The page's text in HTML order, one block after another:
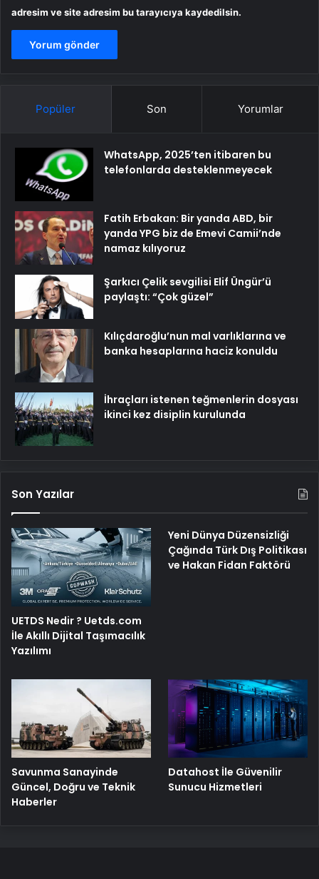
adresim ve site adresim bu tarayıcıya kaydedilsin.
Popüler Son Yorumlar
WhatsApp, 2025’ten itibaren bu
telefonlarda desteklenmeyecek
Fatih Erbakan: Bir yanda ABD, bir
yanda YPG biz de Emevi Camii’nde
namaz kılıyoruz
Şarkıcı Çelik sevgilisi Elif Üngür’ü
paylaştı: “Çok güzel”
Kılıçdaroğlu’nun mal varlıklarına ve
banka hesaplarına haciz konuldu
İhraçları istenen teğmenlerin dosyası
ikinci kez disiplin kurulunda
Son Yazılar
UETDS Nedir ? Uetds.com
İle Akıllı Dijital Taşımacılık
Yazılımı
Yeni Dünya Düzensizliği
Çağında Türk Dış Politikası
ve Hakan Fidan Faktörü
Savunma Sanayinde
Güncel, Doğru ve Teknik
Haberler
Datahost İle Güvenilir
Sunucu Hizmetleri